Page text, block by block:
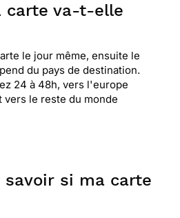
carte va-t-elle
le jour même, ensuite le
du pays de destination.
24 à 48h, vers l'europe
vers le reste du monde
si ma carte